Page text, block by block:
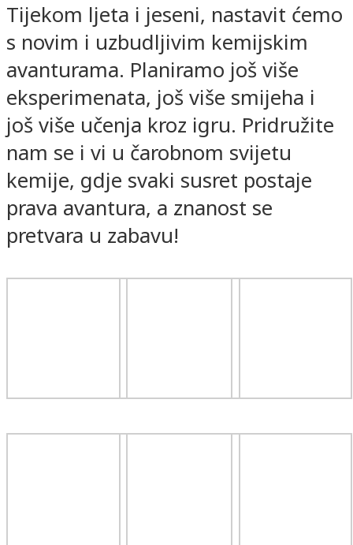
Tijekom ljeta i jeseni, nastavit ćemo
s novim i uzbudljivim kemijskim
avanturama. Planiramo još više
eksperimenata, još više smijeha i
još više učenja kroz igru. Pridružite
nam se i vi u čarobnom svijetu
kemije, gdje svaki susret postaje
prava avantura, a znanost se
pretvara u zabavu!